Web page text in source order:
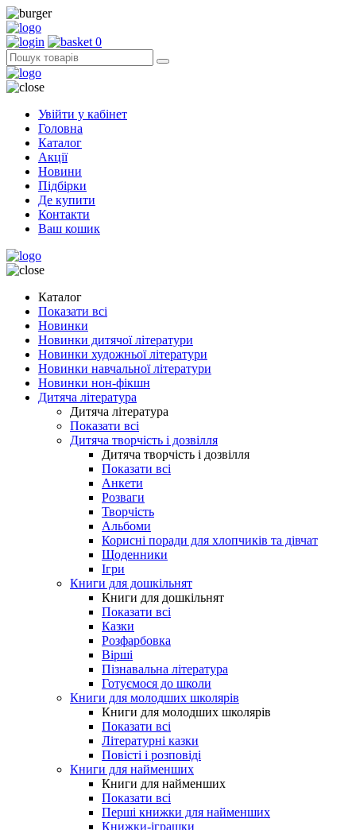
0
Увійти у кабінет
Головна
Каталог
Акції
Новини
Підбірки
Де купити
Контакти
Ваш кошик
Каталог
Показати всі
Новинки
Новинки дитячої літератури
Новинки художньої літератури
Новинки навчальної літератури
Новинки нон-фікшн
Дитяча література
Дитяча література
Показати всі
Дитяча творчість і дозвілля
Дитяча творчість і дозвілля
Показати всі
Анкети
Розваги
Творчість
Альбоми
Корисні поради для хлопчиків та дівчат
Щоденники
Ігри
Книги для дошкільнят
Книги для дошкільнят
Показати всі
Казки
Розфарбовка
Вірші
Пізнавальна література
Готуємося до школи
Книги для молодших школярів
Книги для молодших школярів
Показати всі
Літературні казки
Повісті і розповіді
Книги для найменших
Книги для найменших
Показати всі
Перші книжки для найменших
Книжки-іграшки